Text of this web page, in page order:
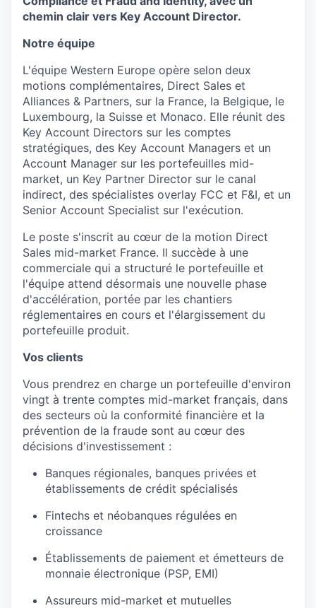
chemin clair vers Key Account Director.
Notre équipe
L'équipe Western Europe opère selon deux
motions complémentaires, Direct Sales et
Alliances & Partners, sur la France, la Belgique, le
Luxembourg, la Suisse et Monaco. Elle réunit des
Key Account Directors sur les comptes
stratégiques, des Key Account Managers et un
Account Manager sur les portefeuilles mid-
market, un Key Partner Director sur le canal
indirect, des spécialistes overlay FCC et F&I, et un
Senior Account Specialist sur l'exécution.
Le poste s'inscrit au cœur de la motion Direct
Sales mid-market France. Il succède à une
commerciale qui a structuré le portefeuille et
l'équipe attend désormais une nouvelle phase
d'accélération, portée par les chantiers
réglementaires en cours et l'élargissement du
portefeuille produit.
Vos clients
Vous prendrez en charge un portefeuille d'environ
vingt à trente comptes mid-market français, dans
des secteurs où la conformité financière et la
prévention de la fraude sont au cœur des
décisions d'investissement :
Banques régionales, banques privées et
établissements de crédit spécialisés
Fintechs et néobanques régulées en
croissance
Établissements de paiement et émetteurs de
monnaie électronique (PSP, EMI)
Assureurs mid-market et mutuelles